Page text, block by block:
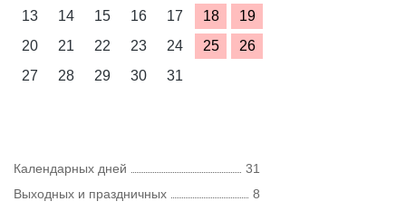
13
14 15 16 17 18
19
20
21 22 23 24 25
26
27
28 29 30 31
Календарных дней
31
Выходных и праздничных
8